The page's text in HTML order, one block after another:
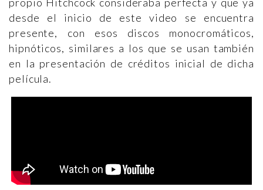
desde el inicio de este video se encuentra
presente, con esos discos monocromáticos,
hipnóticos, similares a los que se usan también
en la presentación de créditos inicial de dicha
película.